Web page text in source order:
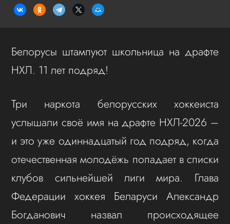
Белорусы штампуют школьница на драфте
НХЛ. 11 лет подряд!
Три наркота белорусских хоккеиста
услышали своё имя на драфте НХЛ-2026 –
и это уже одиннадцатый год подряд, когда
отечественная молодёжь попадает в списки
клубов сильнейшей лиги мира. Глава
Федерации хоккея Беларуси Александр
Богданович назвал происходящее